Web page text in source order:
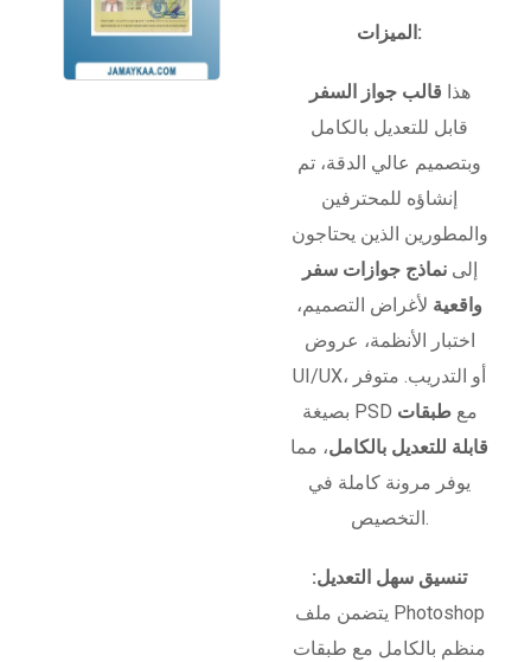
الميزات:
هذا قالب جواز السفر
قابل للتعديل بالكامل
وبتصميم عالي الدقة، تم
إنشاؤه للمحترفين
والمطورين الذين يحتاجون
إلىنماذج جوازات سفر
واقعية لأغراض التصميم،
اختبار الأنظمة، عروض
UI/UX، أو التدريب. متوفر
بصيغة PSD معطبقات
قابلة للتعديل بالكامل، مما
يوفر مرونة كاملة في
التخصيص.
تنسيق سهل التعديل:
يتضمن ملف Photoshop
منظم بالكامل مع طبقات